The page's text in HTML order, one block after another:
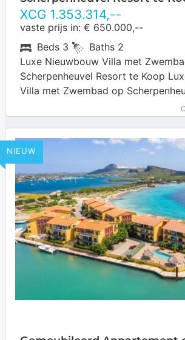
Marbella
Marie Pampoen
Montana
Sabana Craz
Santa Barbara
Santa Rosa
Scherpenheuvel
Spaanse Water
Toni Kunchi
Van Engelen
Vista Royal
Vredenberg
XCG 1.353.314,--
vaste prijs in: € 650.000,--
Beds 3 Baths 2
Luxe Nieuwbouw Villa met
Scherpenheuvel Resort te Koop
Villa met Zwembad op
Koop. Scherpenheuvel is een
woonomgeving op Curaçao.……
NIEUW